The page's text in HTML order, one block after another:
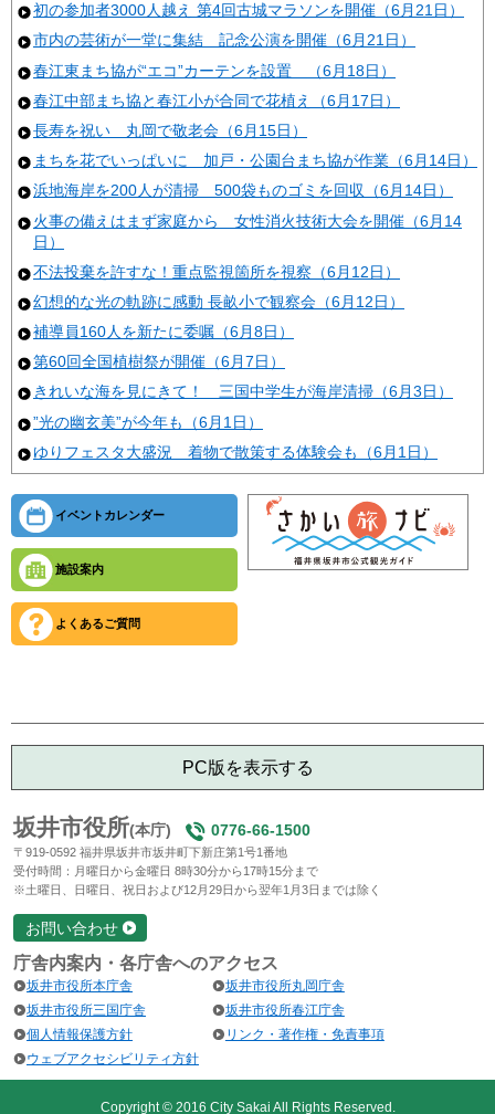
初の参加者3000人越え 第4回古城マラソンを開催（6月21日）
市内の芸術が一堂に集結 記念公演を開催（6月21日）
春江東まち協が“エコ”カーテンを設置 （6月18日）
春江中部まち協と春江小が合同で花植え（6月17日）
長寿を祝い 丸岡で敬老会（6月15日）
まちを花でいっぱいに 加戸・公園台まち協が作業（6月14日）
浜地海岸を200人が清掃 500袋ものゴミを回収（6月14日）
火事の備えはまず家庭から 女性消火技術大会を開催（6月14
日）
不法投棄を許すな！重点監視箇所を視察（6月12日）
幻想的な光の軌跡に感動 長畝小で観察会（6月12日）
補導員160人を新たに委嘱（6月8日）
第60回全国植樹祭が開催（6月7日）
きれいな海を見にきて！ 三国中学生が海岸清掃（6月3日）
”光の幽玄美”が今年も（6月1日）
ゆりフェスタ大盛況 着物で散策する体験会も（6月1日）
イベントカレンダー
施設案内
よくあるご質問
PC版を表示する
坂井市役所(本庁) 0776-66-1500
〒919-0592 福井県坂井市坂井町下新庄第1号1番地
受付時間：月曜日から金曜日 8時30分から17時15分まで
※土曜日、日曜日、祝日および12月29日から翌年1月3日までは除く
お問い合わせ
庁舎内案内・各庁舎へのアクセス
坂井市役所本庁舎
坂井市役所丸岡庁舎
坂井市役所三国庁舎
坂井市役所春江庁舎
個人情報保護方針
リンク・著作権・免責事項
ウェブアクセシビリティ方針
Copyright © 2016 City Sakai All Rights Reserved.